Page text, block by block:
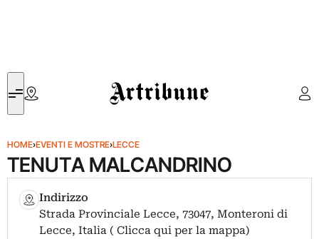
Artribune
HOME›EVENTI E MOSTRE›LECCE
TENUTA MALCANDRINO
Indirizzo
Strada Provinciale Lecce, 73047, Monteroni di
Lecce, Italia ( Clicca qui per la mappa)